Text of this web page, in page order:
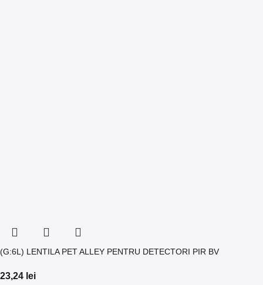
(G:6L) LENTILA PET ALLEY PENTRU DETECTORI PIR BV
23,24 lei